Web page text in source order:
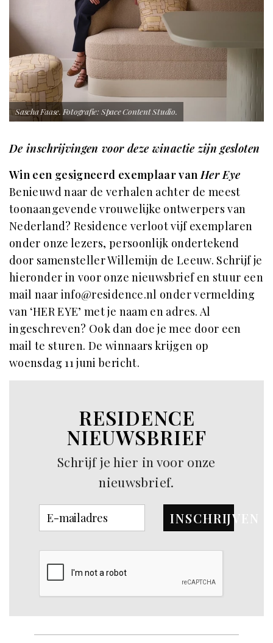
Sascha Faase. Fotografie: Space Content Studio.
De inschrijvingen voor deze winactie zijn gesloten
Win een gesigneerd exemplaar vanHer Eye
Benieuwd naar de verhalen achter de meest
toonaangevende vrouwelijke ontwerpers van
Nederland? Residence verloot vijf exemplaren
onder onze lezers, persoonlijk ondertekend
door samensteller Willemijn de Leeuw. Schrijf je
hieronder in voor onze nieuwsbrief en stuur een
mail naar info@residence.nl onder vermelding
van ‘HER EYE’ met je naam en adres. Al
ingeschreven? Ook dan doe je mee door een
mail te sturen. De winnaars krijgen op
woensdag 11 juni bericht.
RESIDENCE
NIEUWSBRIEF
Schrijf je hier in voor onze
nieuwsbrief.
INSCHRIJVEN